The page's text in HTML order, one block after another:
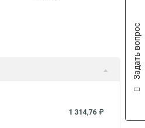
1 314,76 ₽
Задать вопрос